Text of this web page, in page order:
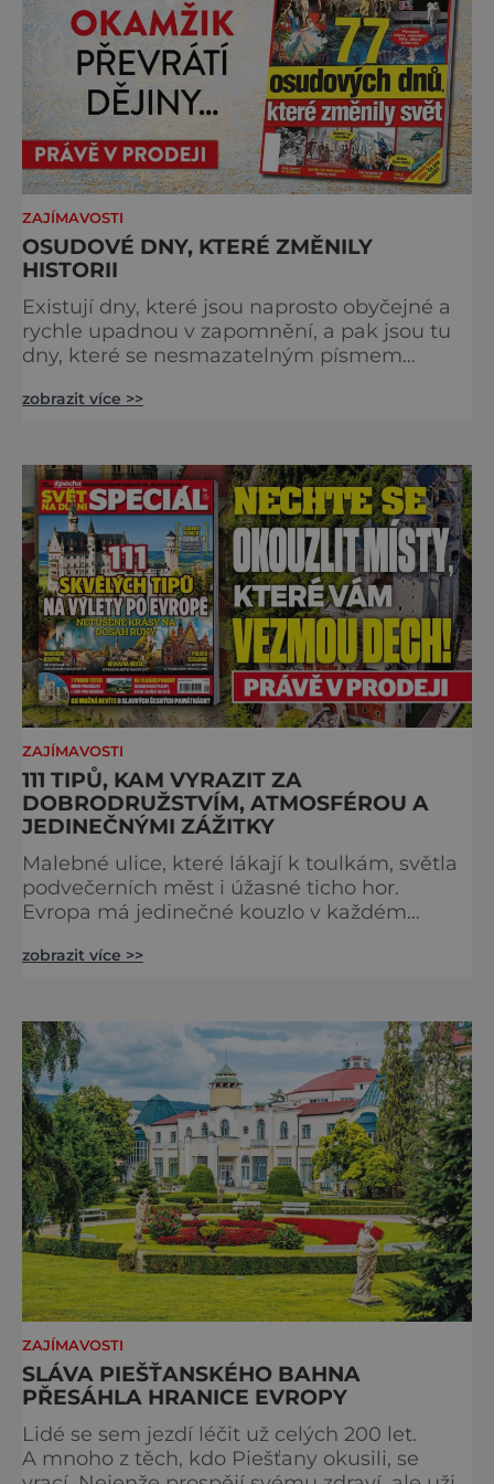
ZAJÍMAVOSTI
OSUDOVÉ DNY, KTERÉ ZMĚNILY
HISTORII
Existují dny, které jsou naprosto obyčejné a
rychle upadnou v zapomnění, a pak jsou tu
dny, které se nesmazatelným písmem
dojde k významnému objevu nebo děsivé
krážem. Je 10. dubna roku 49 př. n. l. a na
břehu říčky Rubikon pronáší Gaius Julius
Caesar svou slavnou vě
zobrazit více >>
ZAJÍMAVOSTI
111 TIPŮ, KAM VYRAZIT ZA
DOBRODRUŽSTVÍM, ATMOSFÉROU A
JEDINEČNÝMI ZÁŽITKY
Malebné ulice, které lákají k toulkám, světla
podvečerních měst i úžasné ticho hor.
Evropa má jedinečné kouzlo v každém
zve na cestu plnou inspirace, dobrodružství i
podobě. Města s neopakovatelnou
atmosférou Vydejte se s námi na prohlídku
měst, která patří k
zobrazit více >>
ZAJÍMAVOSTI
SLÁVA PIEŠŤANSKÉHO BAHNA
PŘESÁHLA HRANICE EVROPY
Lidé se sem jezdí léčit už celých 200 let.
A mnoho z těch, kdo Piešťany okusili, se